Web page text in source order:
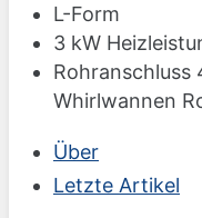
L-Form
3 kW
Rohranschluss
Whirlwannen
Über
Letzte Artikel